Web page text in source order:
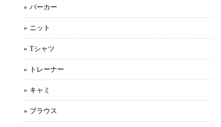
パーカー
ニット
Tシャツ
トレーナー
キャミ
ブラウス